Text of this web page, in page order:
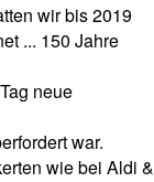
wir bis 2019
... 150 Jahre
neue
war.
wie bei Aldi &